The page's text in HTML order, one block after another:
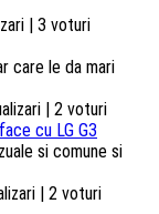
| 3 voturi
care le da mari
| 2 voturi
cu LG G3
si comune si
| 2 voturi